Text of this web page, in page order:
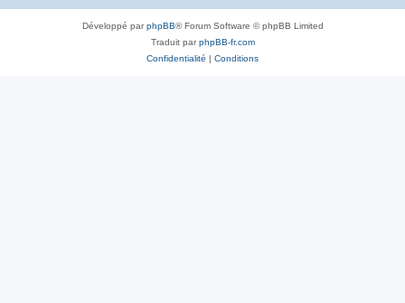
Développé parphpBB® Forum Software © phpBB Limited
Traduit parphpBB-fr.com
Confidentialité | Conditions